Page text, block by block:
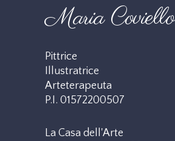
Maria Coviello
Pittrice
Illustratrice
Arteterapeuta
P.I. 01572200507
La Casa dell'Arte